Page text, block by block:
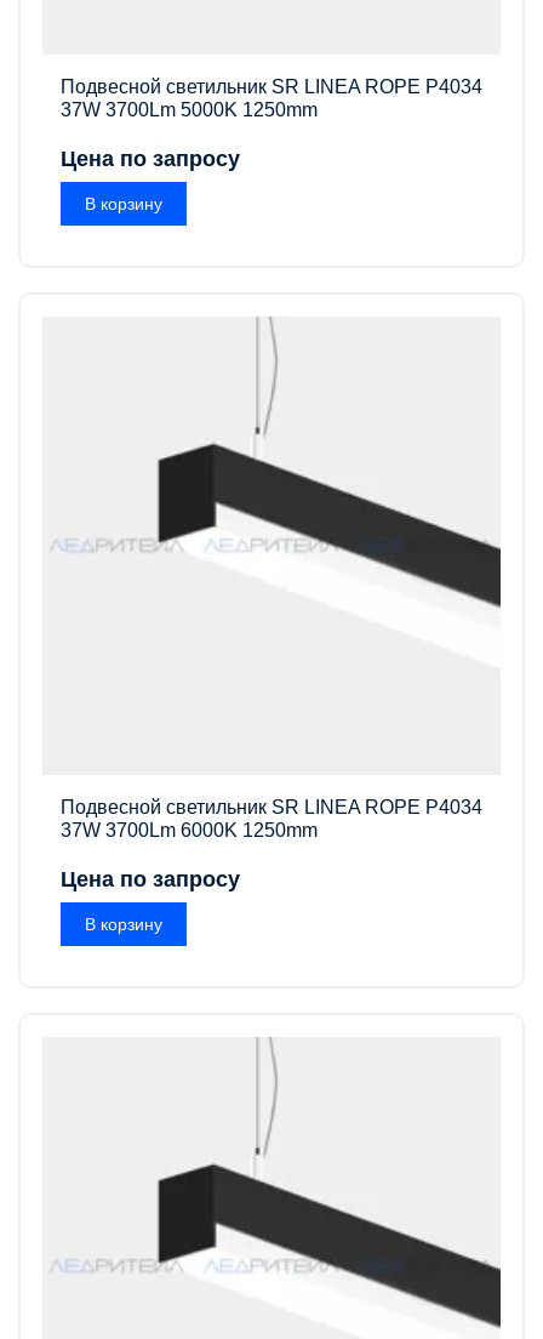
Подвесной светильник SR LINEA ROPE P4034
37W 3700Lm 5000K 1250mm
Цена по запросу
В корзину
Подвесной светильник SR LINEA ROPE P4034
37W 3700Lm 6000K 1250mm
Цена по запросу
В корзину